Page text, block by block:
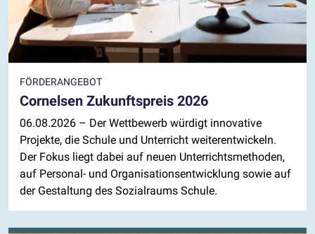
FÖRDERANGEBOT
Cornelsen Zukunftspreis 2026
06.08.2026 – Der Wettbewerb würdigt innovative
Projekte, die Schule und Unterricht weiterentwickeln.
Der Fokus liegt dabei auf neuen Unterrichtsmethoden,
auf Personal- und Organisationsentwicklung sowie auf
der Gestaltung des Sozialraums Schule.